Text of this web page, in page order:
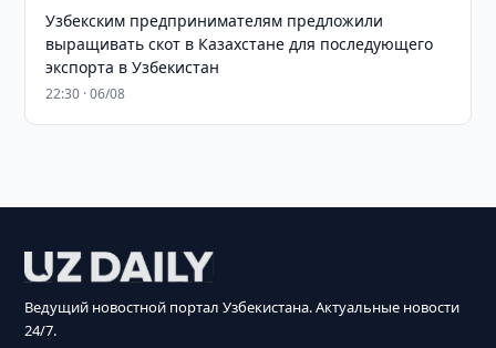
Узбекским предпринимателям предложили
выращивать скот в Казахстане для последующего
экспорта в Узбекистан
22:30 · 06/08
Ведущий новостной портал Узбекистана. Актуальные новости
24/7.